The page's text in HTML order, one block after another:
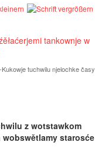
tuchwilu njelochke časy
z wotstawkom
starosće